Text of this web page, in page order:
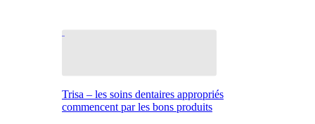
Trisa – les soins dentaires appropriés
commencent par les bons produits